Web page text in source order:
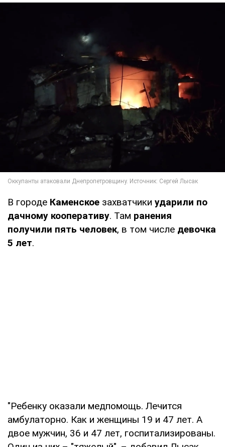
В городе Каменское захватчики ударили по
дачному кооперативу. Там ранения
получили пять человек, в том числе девочка
5 лет.
"Ребенку оказали медпомощь. Лечится
амбулаторно. Как и женщины 19 и 47 лет. А
двое мужчин, 36 и 47 лет, госпитализированы.